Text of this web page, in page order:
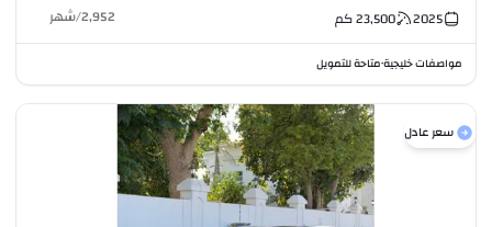
2025
23,500كم 2,952
/شهر
مواصفات خليجية•متاحة للتمويل
سعر عادل